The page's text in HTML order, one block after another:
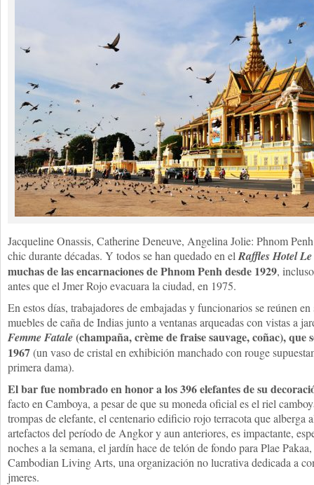
Jacqueline Onassis, Catherine Deneuve, Angelina Jolie: Phnom
chic durante décadas. Y todos se han quedado en el Raffles Hotel
muchas de las encarnaciones de Phnom Penh desde 1929,
antes que el Jmer Rojo evacuara la ciudad, en 1975.
En estos días, trabajadores de embajadas y funcionarios se reúnen
muebles de caña de Indias junto a ventanas arqueadas con vistas a
Femme Fatale(champaña, crème de fraise sauvage, coñac), que
1967(un vaso de cristal en exhibición manchado con rouge
primera dama).
El bar fue nombrado en honor a los 396 elefantes de su
facto en Camboya, a pesar de que su moneda oficial es el riel
trompas de elefante, el centenario edificio rojo terracota que alberga
artefactos del período de Angkor y aun anteriores, es impactante,
noches a la semana, el jardín hace de telón de fondo para Plae
Cambodian Living Arts, una organización no lucrativa dedicada a
jmeres.